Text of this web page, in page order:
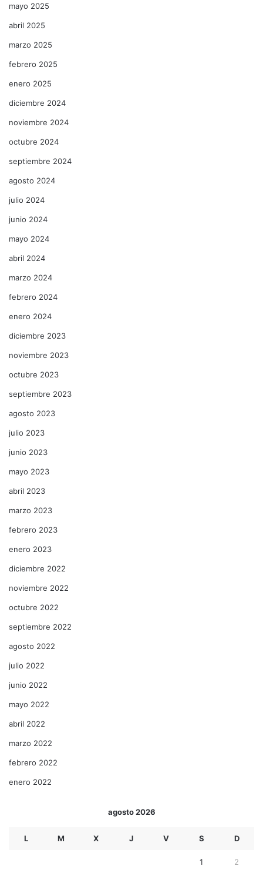
mayo 2025
abril 2025
marzo 2025
febrero 2025
enero 2025
diciembre 2024
noviembre 2024
octubre 2024
septiembre 2024
agosto 2024
julio 2024
junio 2024
mayo 2024
abril 2024
marzo 2024
febrero 2024
enero 2024
diciembre 2023
noviembre 2023
octubre 2023
septiembre 2023
agosto 2023
julio 2023
junio 2023
mayo 2023
abril 2023
marzo 2023
febrero 2023
enero 2023
diciembre 2022
noviembre 2022
octubre 2022
septiembre 2022
agosto 2022
julio 2022
junio 2022
mayo 2022
abril 2022
marzo 2022
febrero 2022
enero 2022
agosto 2026
L M X J V S D
1 2